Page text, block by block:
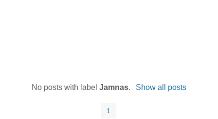
No posts with labelJamnas. Show all posts
1